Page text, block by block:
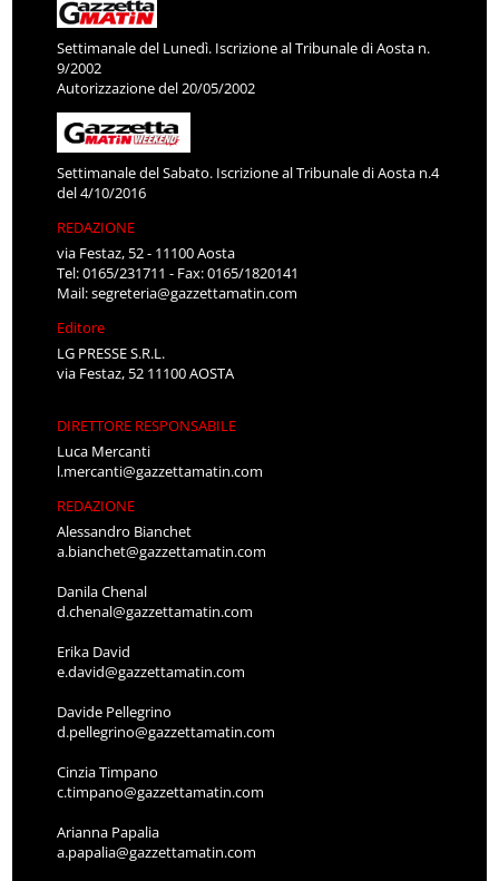
Settimanale del Lunedì. Iscrizione al Tribunale di Aosta n.
9/2002
Autorizzazione del 20/05/2002
Settimanale del Sabato. Iscrizione al Tribunale di Aosta n.4
del 4/10/2016
REDAZIONE
via Festaz, 52 - 11100 Aosta
Tel: 0165/231711 - Fax: 0165/1820141
Mail:segreteria@gazzettamatin.com
Editore
LG PRESSE S.R.L.
via Festaz, 52 11100 AOSTA
DIRETTORE RESPONSABILE
Luca Mercanti
l.mercanti@gazzettamatin.com
REDAZIONE
Alessandro Bianchet
a.bianchet@gazzettamatin.com
Danila Chenal
d.chenal@gazzettamatin.com
Erika David
e.david@gazzettamatin.com
Davide Pellegrino
d.pellegrino@gazzettamatin.com
Cinzia Timpano
c.timpano@gazzettamatin.com
Arianna Papalia
a.papalia@gazzettamatin.com